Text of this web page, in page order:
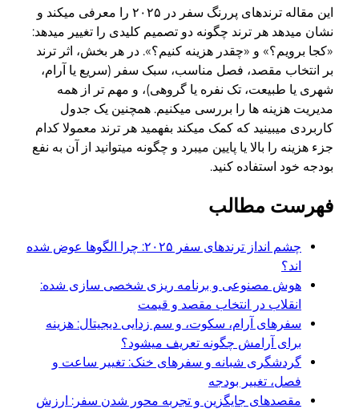
این مقاله ترندهای پررنگ سفر در ۲۰۲۵ را معرفی میکند و
نشان میدهد هر ترند چگونه دو تصمیم کلیدی را تغییر میدهد:
«کجا برویم؟» و «چقدر هزینه کنیم؟». در هر بخش، اثر ترند
بر انتخاب مقصد، فصل مناسب، سبک سفر (سریع یا آرام،
شهری یا طبیعت، تک نفره یا گروهی)، و مهم تر از همه
مدیریت هزینه ها را بررسی میکنیم. همچنین یک جدول
کاربردی میبینید که کمک میکند بفهمید هر ترند معمولا کدام
جزء هزینه را بالا یا پایین میبرد و چگونه میتوانید از آن به نفع
بودجه خود استفاده کنید.
فهرست مطالب
چشم انداز ترندهای سفر ۲۰۲۵: چرا الگوها عوض شده
اند؟
هوش مصنوعی و برنامه ریزی شخصی سازی شده:
انقلاب در انتخاب مقصد و قیمت
سفرهای آرام، سکوت، و سم زدایی دیجیتال: هزینه
برای آرامش چگونه تعریف میشود؟
گردشگری شبانه و سفرهای خنک: تغییر ساعت و
فصل، تغییر بودجه
مقصدهای جایگزین و تجربه محور شدن سفر: ارزش